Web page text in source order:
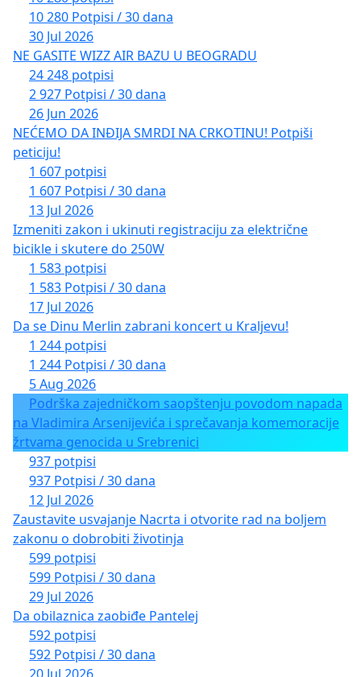
10 280 Potpisi / 30 dana
30 Jul 2026
NE GASITE WIZZ AIR BAZU U BEOGRADU
24 248 potpisi
2 927 Potpisi / 30 dana
26 Jun 2026
NEĆEMO DA INĐIJA SMRDI NA CRKOTINU! Potpiši
peticiju!
1 607 potpisi
1 607 Potpisi / 30 dana
13 Jul 2026
Izmeniti zakon i ukinuti registraciju za električne
bicikle i skutere do 250W
1 583 potpisi
1 583 Potpisi / 30 dana
17 Jul 2026
Da se Dinu Merlin zabrani koncert u Kraljevu!
1 244 potpisi
1 244 Potpisi / 30 dana
5 Aug 2026
Podrška zajedničkom saopštenju povodom napada
na Vladimira Arsenijevića i sprečavanja komemoracije
žrtvama genocida u Srebrenici
937 potpisi
937 Potpisi / 30 dana
12 Jul 2026
Zaustavite usvajanje Nacrta i otvorite rad na boljem
zakonu o dobrobiti životinja
599 potpisi
599 Potpisi / 30 dana
29 Jul 2026
Da obilaznica zaobiđe Pantelej
592 potpisi
592 Potpisi / 30 dana